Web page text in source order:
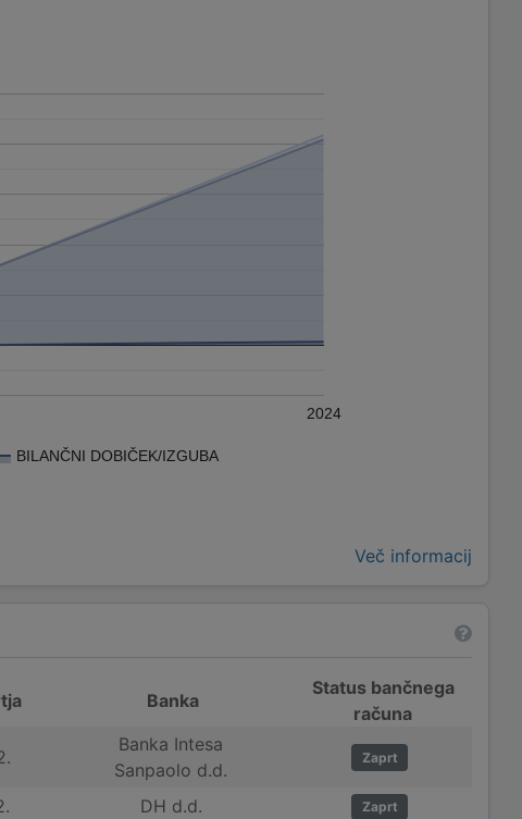
BILANČNI DOBIČEK/IZGUBA
2024
Več informacij
Banka
Status bančnega
računa
Banka Intesa
Sanpaolo d.d.
Zaprt
DH d.d. Zaprt